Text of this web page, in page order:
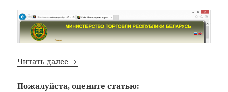
Читать далее «Лицо» Минторга
Пожалуйста, оцените статью: